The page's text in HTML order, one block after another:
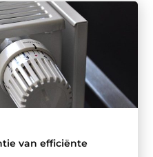
van efficiënte